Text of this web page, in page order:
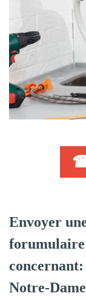
☎
Envoyer
forumulaire
concernant:
Notre-